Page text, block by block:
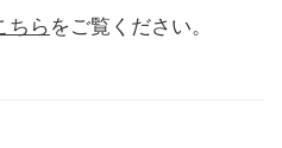
ちら をご覧ください。